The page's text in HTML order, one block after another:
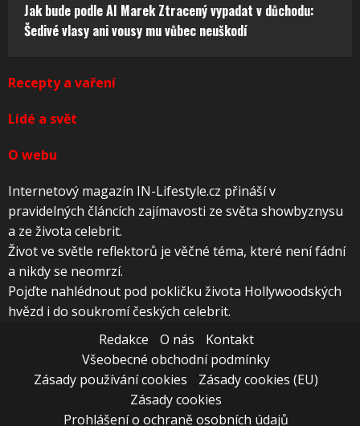
Jak bude podle AI Marek Ztracený vypadat v důchodu:
Šedivé vlasy ani vousy mu vůbec neuškodí
Recepty a vaření
Lidé a svět
O webu
Internetový magazín IN-Lifestyle.cz přináší v
pravidelných článcích zajímavosti ze světa showbyznysu
a ze života celebrit.
Život ve světle reflektorů je věčné téma, které není fádní
a nikdy se neomrzí.
Pojďte nahlédnout pod pokličku života Hollywoodských
hvězd i do soukromí českých celebrit.
Redakce
O nás
Kontakt
Všeobecné obchodní podmínky
Zásady používání cookies
Zásady cookies (EU)
Zásady cookies
Prohlášení o ochraně osobních údajů